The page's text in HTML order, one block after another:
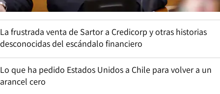
La frustrada venta de Sartor a Credicorp y otras historias
desconocidas del escándalo financiero
Lo que ha pedido Estados Unidos a Chile para volver a un
arancel cero